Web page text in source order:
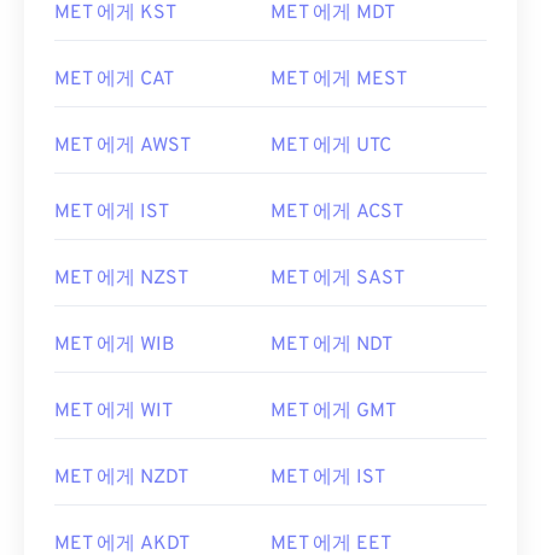
MET 에게 KST MET 에게 MDT
MET 에게 CAT MET 에게 MEST
MET 에게 AWST MET 에게 UTC
MET 에게 IST MET 에게 ACST
MET 에게 NZST MET 에게 SAST
MET 에게 WIB MET 에게 NDT
MET 에게 WIT MET 에게 GMT
MET 에게 NZDT MET 에게 IST
MET 에게 AKDT MET 에게 EET